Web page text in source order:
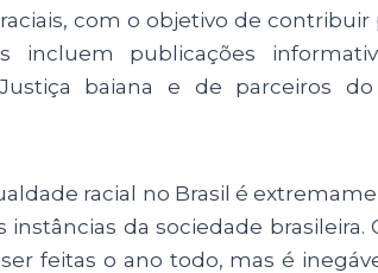
com o objetivo de
incluem publicações
baiana e de parceiros
racial no Brasil é
instâncias da sociedade brasileira.
feitas o ano todo, mas é